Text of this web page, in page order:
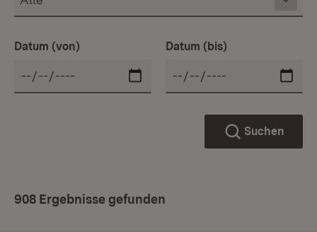
Datum (von) Datum (bis)
Suchen
908 Ergebnisse gefunden